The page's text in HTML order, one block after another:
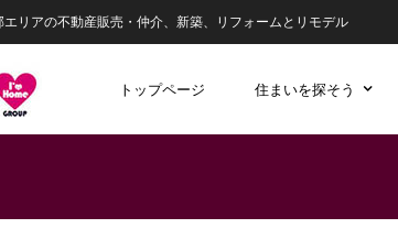
リアの不動産販売・仲介、新築、リフォームとリモデル
トップページ 住まいを探そう